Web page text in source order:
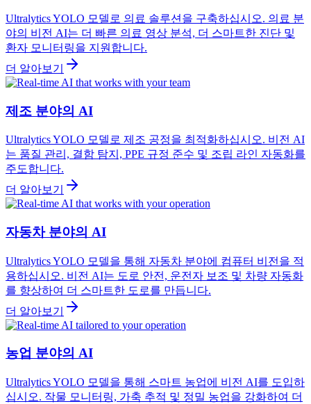
Ultralytics YOLO 모델로 의료 솔루션을 구축하십시오. 의료 분
야의 비전 AI는 더 빠른 의료 영상 분석, 더 스마트한 진단 및
환자 모니터링을 지원합니다.
더 알아보기
제조 분야의 AI
Ultralytics YOLO 모델로 제조 공정을 최적화하십시오. 비전 AI
는 품질 관리, 결함 탐지, PPE 규정 준수 및 조립 라인 자동화를
주도합니다.
더 알아보기
자동차 분야의 AI
Ultralytics YOLO 모델을 통해 자동차 분야에 컴퓨터 비전을 적
용하십시오. 비전 AI는 도로 안전, 운전자 보조 및 차량 자동화
를 향상하여 더 스마트한 도로를 만듭니다.
더 알아보기
농업 분야의 AI
Ultralytics YOLO 모델을 통해 스마트 농업에 비전 AI를 도입하
십시오. 작물 모니터링, 가축 추적 및 정밀 농업을 강화하여 더